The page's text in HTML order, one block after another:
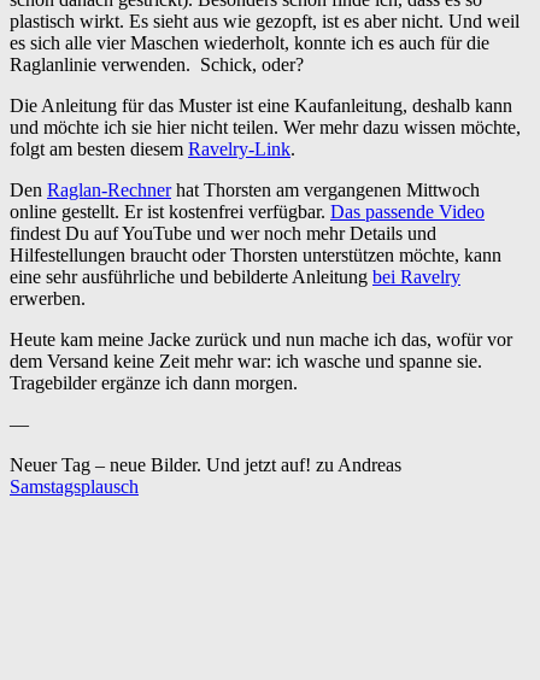
plastisch wirkt. Es sieht aus wie gezopft, ist es aber nicht. Und weil
es sich alle vier Maschen wiederholt, konnte ich es auch für die
Raglanlinie verwenden. Schick, oder?
Die Anleitung für das Muster ist eine Kaufanleitung, deshalb kann
und möchte ich sie hier nicht teilen. Wer mehr dazu wissen möchte,
folgt am besten diesem Ravelry-Link.
Den Raglan-Rechnerhat Thorsten am vergangenen Mittwoch
online gestellt. Er ist kostenfrei verfügbar. Das passende Video
findest Du auf YouTube und wer noch mehr Details und
Hilfestellungen braucht oder Thorsten unterstützen möchte, kann
eine sehr ausführliche und bebilderte Anleitung bei Ravelry
erwerben.
Heute kam meine Jacke zurück und nun mache ich das, wofür vor
dem Versand keine Zeit mehr war: ich wasche und spanne sie.
Tragebilder ergänze ich dann morgen.
—
Neuer Tag – neue Bilder. Und jetzt auf! zu Andreas
Samstagsplausch